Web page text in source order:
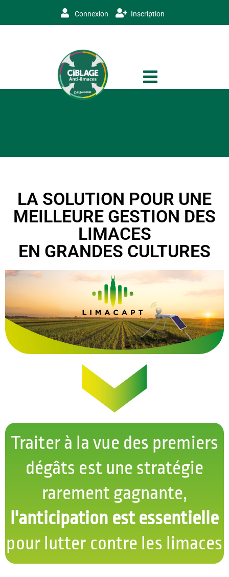
Connexion Inscription
LA SOLUTION POUR UNE
MEILLEURE GESTION DES
LIMACES
EN GRANDES CULTURES
Traiter à la vue des premiers
dégâts est une stratégie
rarement gagnante,
l'anticipation est essentielle
pour lutter contre les limaces